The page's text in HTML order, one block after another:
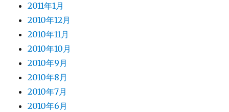
2011年1月
2010年12月
2010年11月
2010年10月
2010年9月
2010年8月
2010年7月
2010年6月